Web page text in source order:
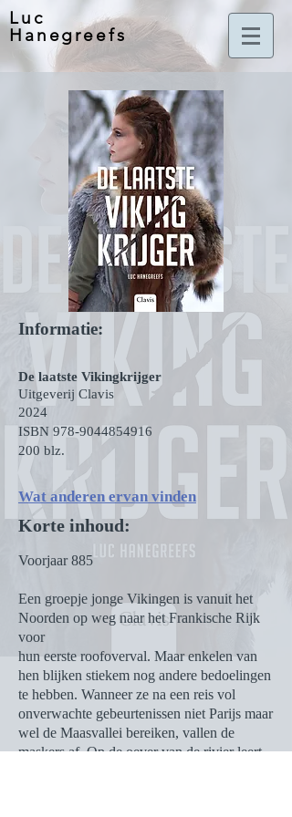
Luc
Hanegreefs
Informatie:
De laatste Vikingkrijger
Uitgeverij Clavis
2024
ISBN 978-9044854916
200 blz.
Wat anderen ervan vinden
Korte inhoud:
Voorjaar 885
Een groepje jonge Vikingen is vanuit het
Noorden op weg naar het Frankische Rijk
voor
hun eerste roofoverval. Maar enkelen van
hen blijken stiekem nog andere bedoelingen
te hebben. Wanneer ze na een reis vol
onverwachte gebeurtenissen niet Parijs maar
wel de Maasvallei bereiken, vallen de
maskers af. Op de oever van de rivier leert